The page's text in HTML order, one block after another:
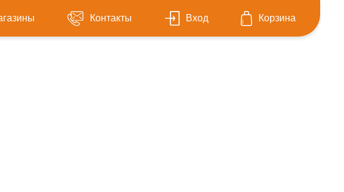
Контакты Вход Корзина